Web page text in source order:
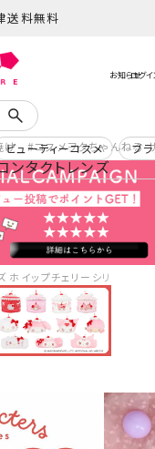
送料無料
け コスメヲタちゃんねる
ンタクトレンズ
ビューティーコスメ ブ
ホイップチェリーシリーズ